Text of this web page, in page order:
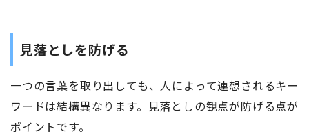
見落としを防げる
一つの言葉を取り出しても、人によって連想されるキー
ワードは結構異なります。見落としの観点が防げる点が
ポイントです。